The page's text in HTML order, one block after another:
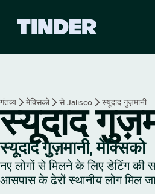
हो
म
गंतव्य मेक्सिको से Jalisco स्यूदाद गुज़मानी
स्यूदाद
स्यूदाद गुज़मानी, मेक्सिको
नए लोगों से मिलने के लिए डेटिंग की
आसपास के ढेरों स्थानीय लोग मिल